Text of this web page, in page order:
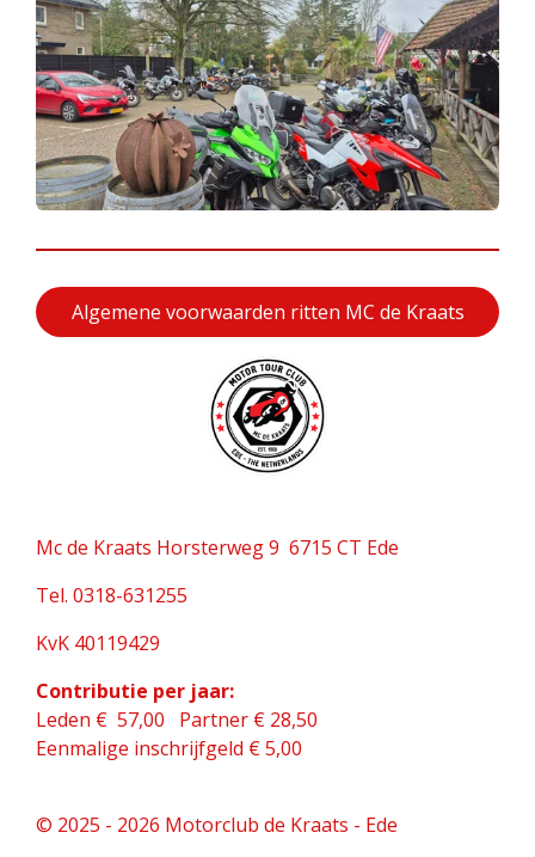
Algemene voorwaarden ritten MC de Kraats
Mc de Kraats Horsterweg 9 6715 CT Ede
Tel. 0318-631255
KvK 40119429
Contributie per jaar:
Leden € 57,00 Partner € 28,50
Eenmalige inschrijfgeld € 5,00
© 2025 - 2026 Motorclub de Kraats - Ede